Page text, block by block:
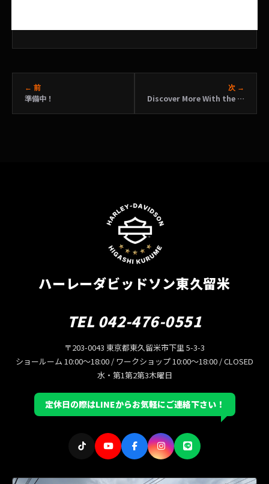
← 前
準備中！
次 →
Discover More With the 2017 Touring Lineup | Harley-Davidson
ハーレーダビッドソン東久留米
TEL 042-476-0551
〒203-0043 東京都東久留米市下里 5-3-3
ショールーム 10:00〜18:00 / ワークショップ 10:00〜18:00 / CLOSED
水・第1第2第3木曜日
定休日の際はLINEからお気軽にご連絡下さい！